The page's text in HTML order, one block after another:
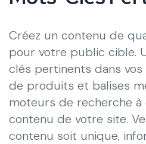
Créez un contenu de
pour votre public cible.
clés pertinents dans
de produits et balises
moteurs de recherche
contenu de votre site.
contenu soit unique,